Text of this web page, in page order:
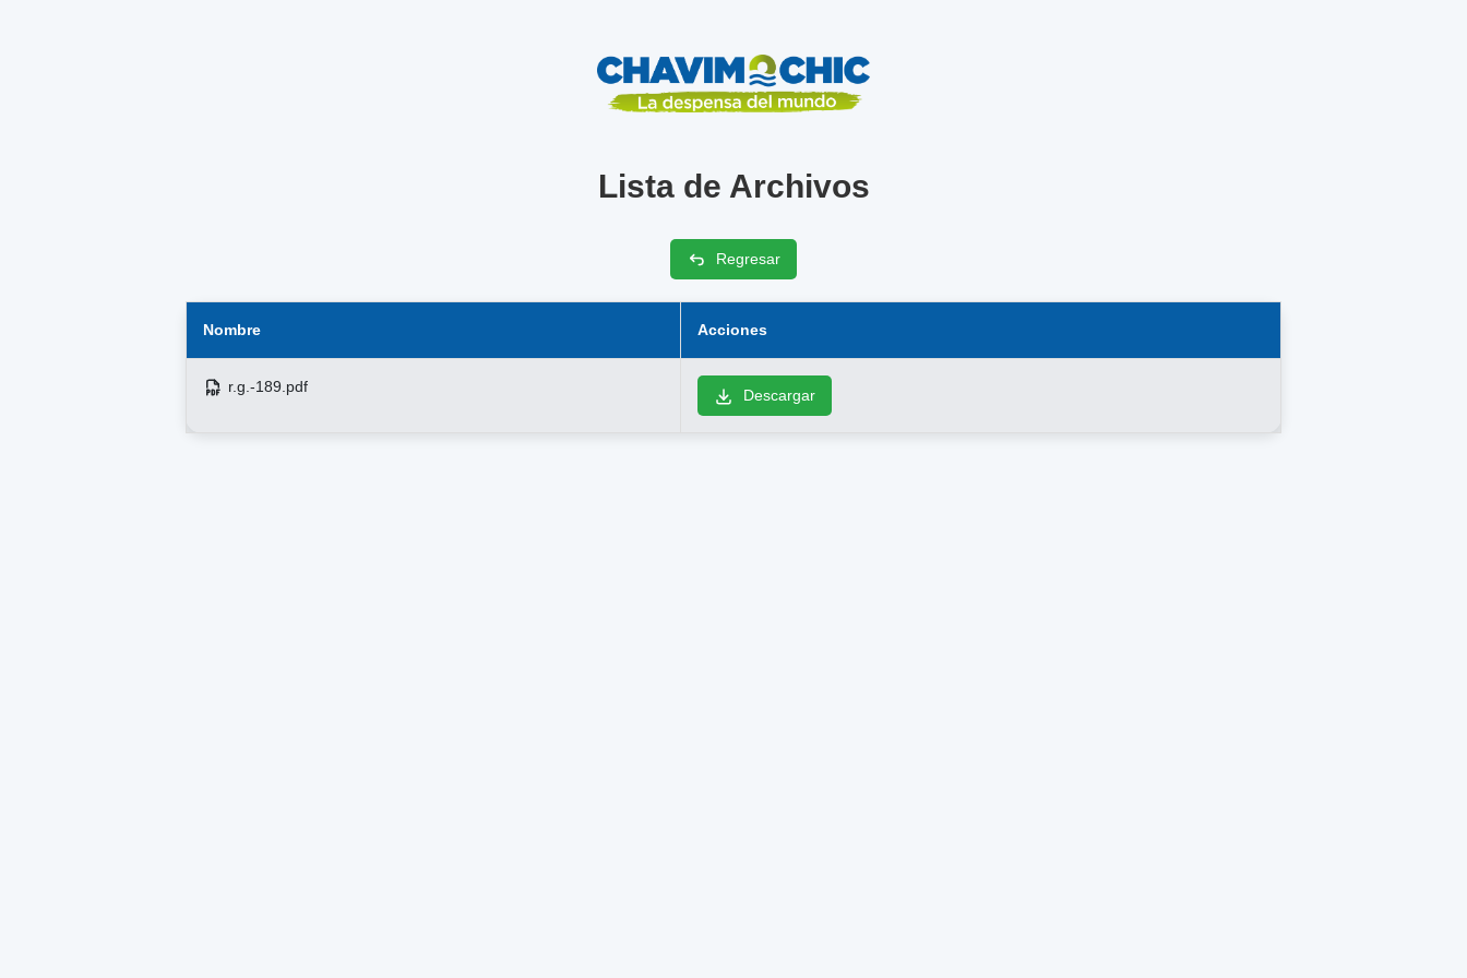
Lista de Archivos
Regresar
Nombre Acciones
r.g.-189.pdf Descargar